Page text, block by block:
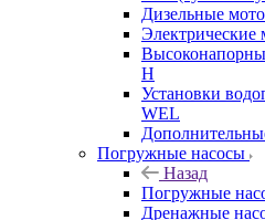
Дизельные
H
Установки
WEL
Погружные насосы
Назад
Погружные
Дренажные